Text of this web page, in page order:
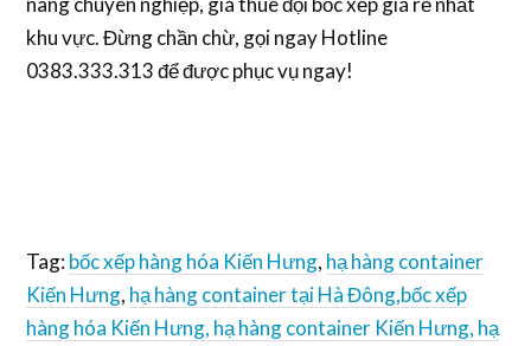
khu vực. Đừng chần chừ, gọi ngayHotline
0383.333.313để được phục vụ ngay!
Tag:bốc xếp hàng hóa Kiến Hưng, hạ hàng container
Kiến Hưng, hạ hàng container tại Hà Đông,bốc xếp
hàng hóa Kiến Hưng, hạ hàng container Kiến Hưng, hạ